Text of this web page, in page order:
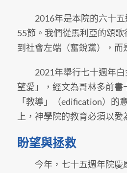
2016年是本院的六十五
55節。我們從馬利亞的頌
到社會左端（奮銳黨），而
2021年舉行七十週年白
望愛」，經文為哥林多前
「教導」（edification）
上，神學院的教育必須以
盼望與拯救
今年，七十五週年院慶